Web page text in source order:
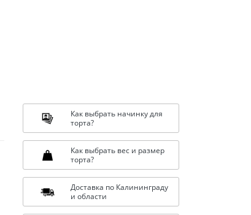
Как выбрать начинку для
торта?
Как выбрать вес и размер
торта?
Доставка по Калининграду
и области